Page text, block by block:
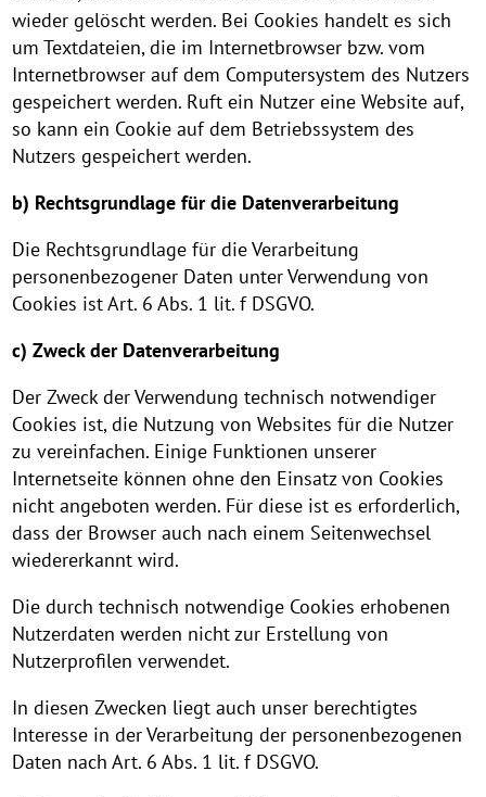
wieder gelöscht werden. Bei Cookies handelt es sich
um Textdateien, die im Internetbrowser bzw. vom
Internetbrowser auf dem Computersystem des Nutzers
gespeichert werden. Ruft ein Nutzer eine Website auf,
so kann ein Cookie auf dem Betriebssystem des
Nutzers gespeichert werden.
b) Rechtsgrundlage für die Datenverarbeitung
Die Rechtsgrundlage für die Verarbeitung
personenbezogener Daten unter Verwendung von
Cookies ist Art. 6 Abs. 1 lit. f DSGVO.
c) Zweck der Datenverarbeitung
Der Zweck der Verwendung technisch notwendiger
Cookies ist, die Nutzung von Websites für die Nutzer
zu vereinfachen. Einige Funktionen unserer
Internetseite können ohne den Einsatz von Cookies
nicht angeboten werden. Für diese ist es erforderlich,
dass der Browser auch nach einem Seitenwechsel
wiedererkannt wird.
Die durch technisch notwendige Cookies erhobenen
Nutzerdaten werden nicht zur Erstellung von
Nutzerprofilen verwendet.
In diesen Zwecken liegt auch unser berechtigtes
Interesse in der Verarbeitung der personenbezogenen
Daten nach Art. 6 Abs. 1 lit. f DSGVO.